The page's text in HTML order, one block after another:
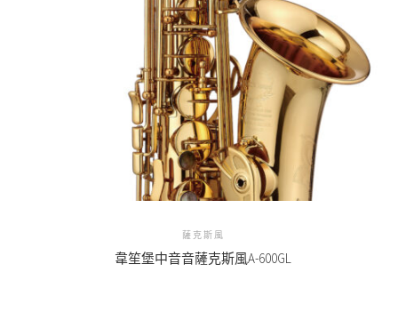
薩克斯風
韋笙堡中音音薩克斯風A-600GL